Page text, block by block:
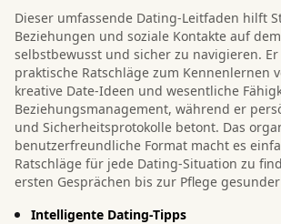
Dieser umfassende Dating-Leitfaden hilft
Beziehungen und soziale Kontakte auf
selbstbewusst und sicher zu navigieren.
praktische Ratschläge zum Kennenlernen
kreative Date-Ideen und wesentliche
Beziehungsmanagement, während er
und Sicherheitsprotokolle betont. Das
benutzerfreundliche Format macht es
Ratschläge für jede Dating-Situation zu
ersten Gesprächen bis zur Pflege
Intelligente Dating-Tipps